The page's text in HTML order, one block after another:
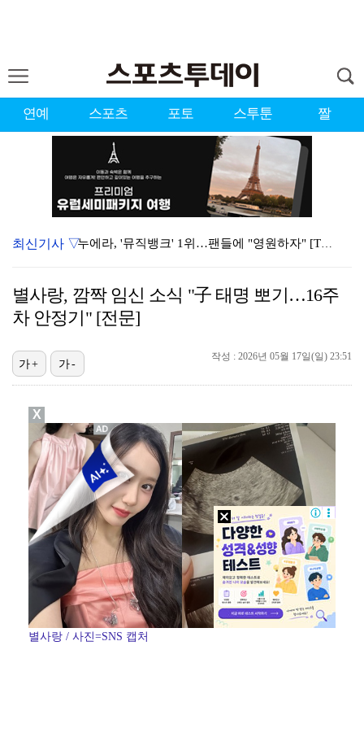
연예 스포츠 포토 스투툰 짤
누에라, '뮤직뱅크' 1위…팬들에 "영원하자" [TV캡…
폭발까지 5분…안보현·정은채, 목숨 건 사투 시작(재벌…
대한축구협회의 '심판 성접대'…최악의 경우 런던 올림픽…
외신까지 퍼지고 있는 축구협회 성접대 논란…2002 한…
태국에서 새 도전 시작하는 박항서 감독 "원팀 만들어 …
'1라운드 115위' 김민별, 2라운드 7타 줄이며 7…
최신기사 ▽
별사랑, 깜짝 임신 소식 "子 태명 뽀기…16주
차 안정기" [전문]
작성 : 2026년 05월 17일(일) 23:51
가+ 가-
별사랑 / 사진=SNS 캡처
X